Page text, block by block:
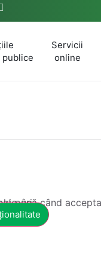
Servicii
online
de cookie-uri.